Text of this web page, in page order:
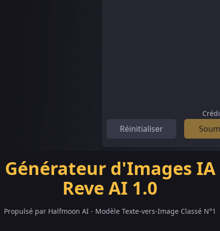
Réinitialiser
Générateur d'Images IA
Reve AI 1.0
Propulsé par Halfmoon AI - Modèle Texte-vers-Image Classé N°1